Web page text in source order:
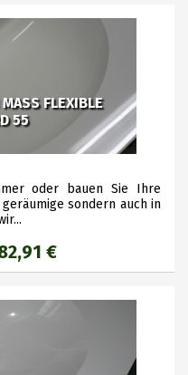
FLEXIBLE
55
oder bauen Sie Ihre
sondern auch in
€